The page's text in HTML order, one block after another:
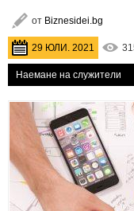
от Biznesidei.bg
29 ЮЛИ. 2021
Наемане на служители